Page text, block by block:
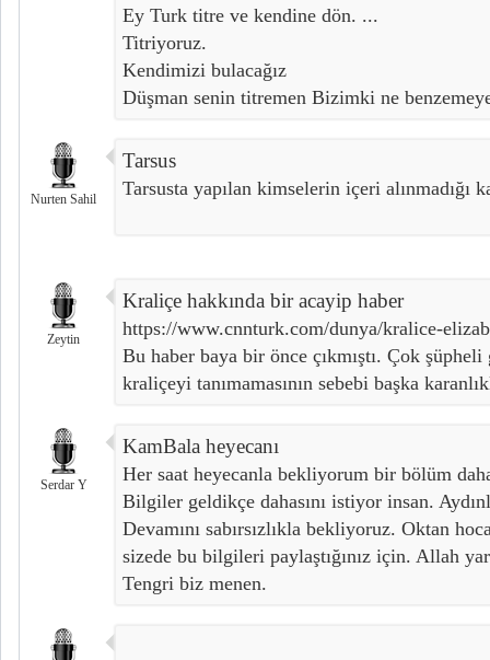
Ey Turk titre ve kendine dön. ...
Titriyoruz.
Kendimizi bulacağız
Düşman senin titremen Bizimki ne
Nurten Sahil
Tarsus
Tarsusta yapılan kimselerin içeri alınmadığı
Zeytin
Kraliçe hakkında bir acayip haber
https://www.cnnturk.com/dunya/kralice-
Bu haber baya bir önce çıkmıştı. Çok
kraliçeyi tanımamasının sebebi başka
Serdar Y
KamBala heyecanı
Her saat heyecanla bekliyorum bir bölüm
Bilgiler geldikçe dahasını istiyor insan.
Devamını sabırsızlıkla bekliyoruz. Oktan
sizede bu bilgileri paylaştığınız için. Allah
Tengri biz menen.